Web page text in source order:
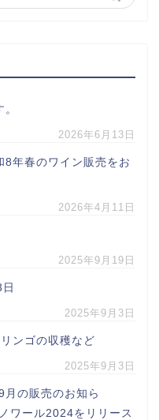
2026年6月13日
8年春のワイン販売をお
2026年4月11日
2025年9月19日
2025年9月3日
ンゴの収穫など
2025年9月3日
の販売のお知ら
ワール2024をリリース